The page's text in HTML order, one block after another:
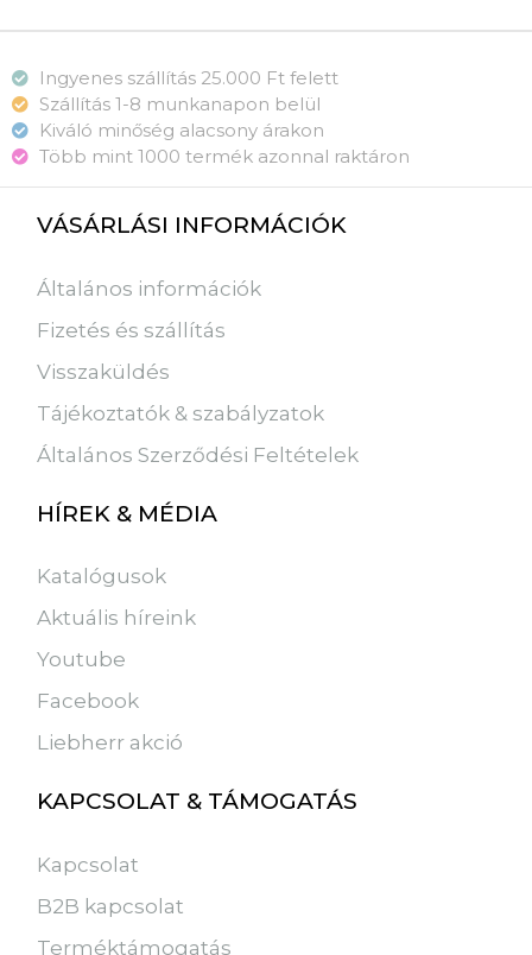
Ingyenes szállítás 25.000 Ft felett
Szállítás 1-8 munkanapon belül
Kiváló minőség alacsony árakon
Több mint 1000 termék azonnal raktáron
VÁSÁRLÁSI INFORMÁCIÓK
Általános információk
Fizetés és szállítás
Visszaküldés
Tájékoztatók & szabályzatok
Általános Szerződési Feltételek
HÍREK & MÉDIA
Katalógusok
Aktuális híreink
Youtube
Facebook
Liebherr akció
KAPCSOLAT & TÁMOGATÁS
Kapcsolat
B2B kapcsolat
Terméktámogatás